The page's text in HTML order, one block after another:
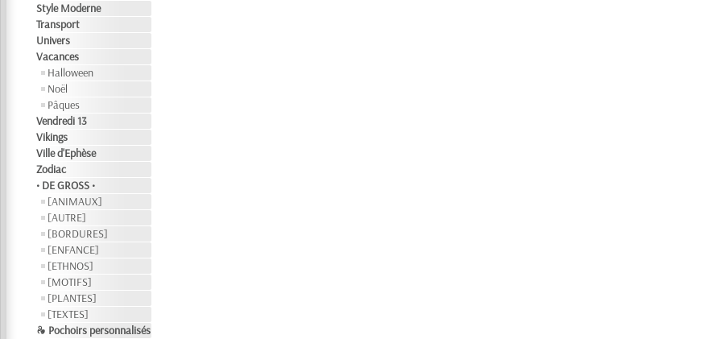
Style Moderne
Transport
Univers
Vacances
Halloween
Noël
Pâques
Vendredi 13
Vikings
Ville d'Ephèse
Zodiac
• DE GROSS •
[ANIMAUX]
[AUTRE]
[BORDURES]
[ENFANCE]
[ETHNOS]
[MOTIFS]
[PLANTES]
[TEXTES]
❧ Pochoirs personnalisés